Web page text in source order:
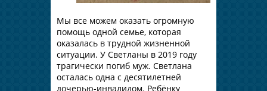
Мы все можем оказать огромную
помощь одной семье, которая
оказалась в трудной жизненной
ситуации. У Светланы в 2019 году
трагически погиб муж. Светлана
осталась одна с десятилетней
дочерью-инвалидом. Ребёнку